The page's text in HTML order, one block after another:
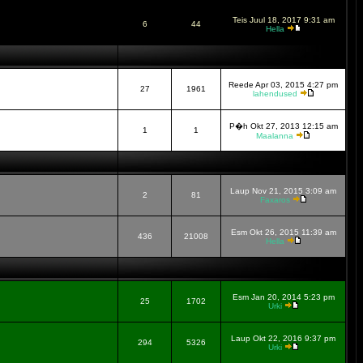
6 44
Teis Juul 18, 2017 9:31 am
Hella
27 1961
Reede Apr 03, 2015 4:27 pm
lahendused
1 1
P�h Okt 27, 2013 12:15 am
Maalanna
2 81
Laup Nov 21, 2015 3:09 am
Faxaros
436 21008
Esm Okt 26, 2015 11:39 am
Hella
25 1702
Esm Jan 20, 2014 5:23 pm
Urki
294 5326
Laup Okt 22, 2016 9:37 pm
Urki